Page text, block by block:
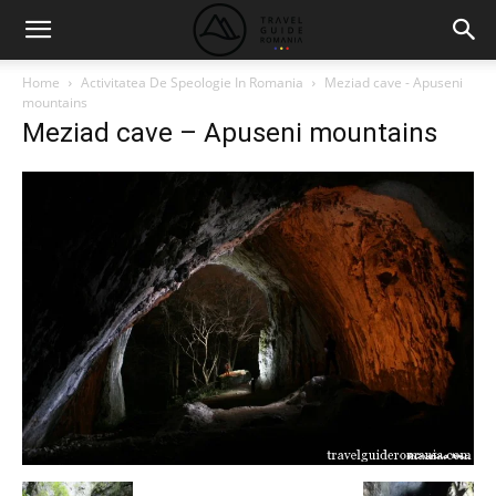
Home Activitatea De Speologie In Romania
Meziad cave - Apuseni
mountains
Meziad cave – Apuseni mountains